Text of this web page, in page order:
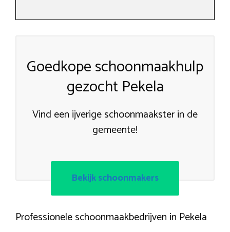
Goedkope schoonmaakhulp
gezocht Pekela
Vind een ijverige schoonmaakster in de
gemeente!
Bekijk schoonmakers
Professionele schoonmaakbedrijven in Pekela